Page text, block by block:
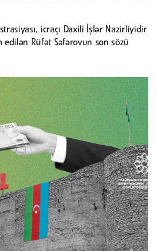
icraçı Daxili İşlər Nazirliyidir
edilən Rüfət Səfərovun son sözü